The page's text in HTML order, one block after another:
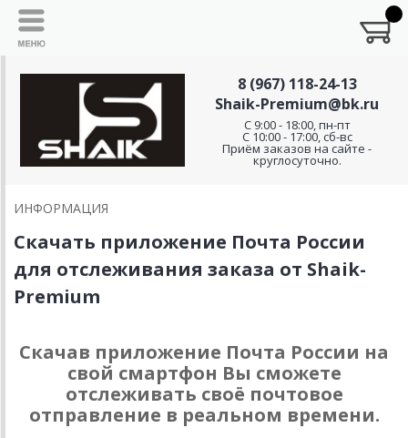
8 (967) 118-24-13
Shaik-Premium@bk.ru
C 9:00 - 18:00, пн-пт
С 10:00 - 17:00, сб-вс
Приём заказов на сайте -
круглосуточно.
ИНФОРМАЦИЯ
Скачать приложение Почта России
для отслеживания заказа от Shaik-
Premium
Скачав приложение Почта России на
свой смартфон Вы сможете
отслеживать своё почтовое
отправление в реальном времени.